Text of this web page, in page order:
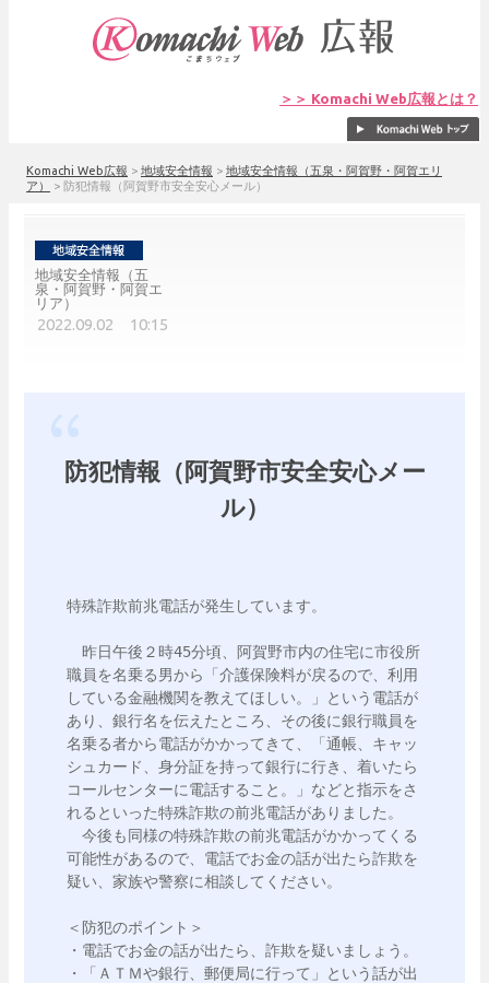
＞＞ Komachi Web広報とは？
Komachi Web広報 > 地域安全情報 > 地域安全情報（五泉・阿賀野・阿賀エリ
ア）
> 防犯情報（阿賀野市安全安心メール）
地域安全情報（五
泉・阿賀野・阿賀エ
リア）
2022.09.02 10:15
防犯情報（阿賀野市安全安心メー
ル）
特殊詐欺前兆電話が発生しています。
昨日午後２時45分頃、阿賀野市内の住宅に市役所
職員を名乗る男から「介護保険料が戻るので、利用
している金融機関を教えてほしい。」という電話が
あり、銀行名を伝えたところ、その後に銀行職員を
名乗る者から電話がかかってきて、「通帳、キャッ
シュカード、身分証を持って銀行に行き、着いたら
コールセンターに電話すること。」などと指示をさ
れるといった特殊詐欺の前兆電話がありました。
今後も同様の特殊詐欺の前兆電話がかかってくる
可能性があるので、電話でお金の話が出たら詐欺を
疑い、家族や警察に相談してください。
＜防犯のポイント＞
・電話でお金の話が出たら、詐欺を疑いましょう。
・「ＡＴＭや銀行、郵便局に行って」という話が出